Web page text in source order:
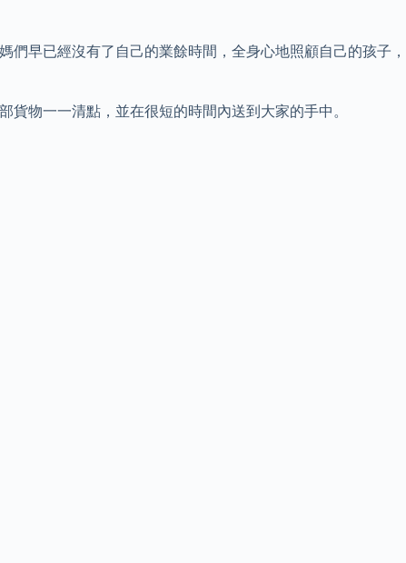
早已經沒有了自己的業餘時間，全身心地照顧自己的孩子，
物一一清點，並在很短的時間內送到大家的手中。